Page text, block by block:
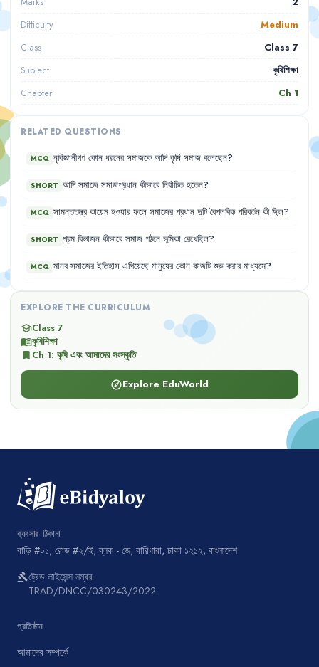
Difficulty Medium
Class Class 7
Subject কৃষিশিক্ষা
Chapter Ch 1
RELATED QUESTIONS
MCQ নৃবিজ্ঞানীগণ কোন ধরনের সমাজকে আদি কৃষি সমাজ বলেছেন?
SHORT আদি সমাজে সমাজপ্রধান কীভাবে নির্বাচিত হতেন?
MCQ সামন্ততন্ত্র কায়েম হওয়ার ফলে সমাজের প্রধান দুটি বৈপ্লবিক পরিবর্তন কী ছিল?
SHORT শ্রম বিভাজন কীভাবে সমাজ গঠনে ভূমিকা রেখেছিল?
MCQ মানব সমাজের ইতিহাস এগিয়েছে মানুষের কোন কাজটি শুরু করার মাধ্যমে?
EXPLORE THE CURRICULUM
schoolClass 7
menu_bookকৃষিশিক্ষা
bookmark Ch 1: কৃষি এবং আমাদের সংস্কৃতি
exploreExplore EduWorld
ব্যবসার ঠিকানা
বাড়ি #০১, রোড #২/ই, ব্লক - জে, বারিধারা, ঢাকা ১২১২, বাংলাদেশ
gavelট্রেড লাইসেন্স নম্বর
TRAD/DNCC/030243/2022
প্রতিষ্ঠান
আমাদের সম্পর্কে